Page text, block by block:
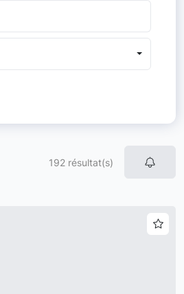
192 résultat(s)